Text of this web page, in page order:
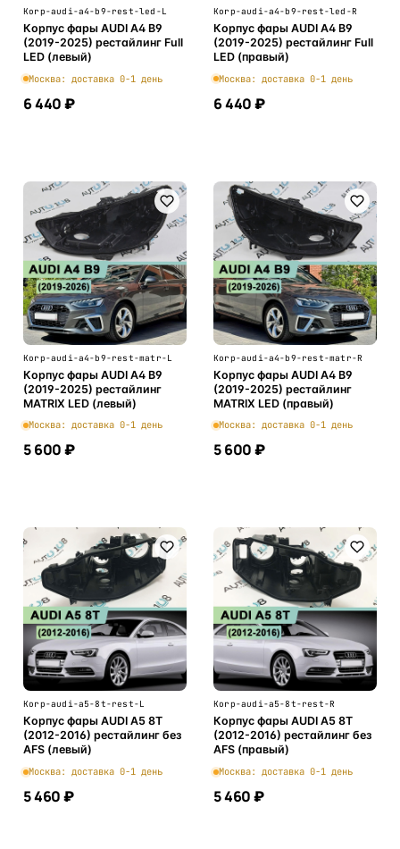
Korp-audi-a4-b9-rest-led-L
Корпус фары AUDI A4 B9
(2019-2025) рестайлинг Full
LED (левый)
Москва: доставка 0-1 день
6 440 ₽
Korp-audi-a4-b9-rest-led-R
Корпус фары AUDI A4 B9
(2019-2025) рестайлинг Full
LED (правый)
Москва: доставка 0-1 день
6 440 ₽
Korp-audi-a4-b9-rest-matr-L
Корпус фары AUDI A4 B9
(2019-2025) рестайлинг
MATRIX LED (левый)
Москва: доставка 0-1 день
5 600 ₽
Korp-audi-a4-b9-rest-matr-R
Корпус фары AUDI A4 B9
(2019-2025) рестайлинг
MATRIX LED (правый)
Москва: доставка 0-1 день
5 600 ₽
Korp-audi-a5-8t-rest-L
Корпус фары AUDI A5 8T
(2012-2016) рестайлинг без
AFS (левый)
Москва: доставка 0-1 день
5 460 ₽
Korp-audi-a5-8t-rest-R
Корпус фары AUDI A5 8T
(2012-2016) рестайлинг без
AFS (правый)
Москва: доставка 0-1 день
5 460 ₽